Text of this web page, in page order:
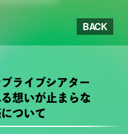
BACK
ライブシアター
想いが止まらな
ついて